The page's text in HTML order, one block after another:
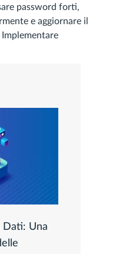
password forti,
e aggiornare il
Dati: Una